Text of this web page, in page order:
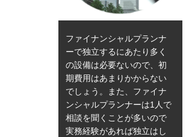
ファイナンシャルプランナ
ーで独立するにあたり多く
の設備は必要ないので、初
期費用はあまりかからない
でしょう。また、ファイナ
ンシャルプランナーは1人で
相談を聞くことが多いので
実務経験があれば独立はし